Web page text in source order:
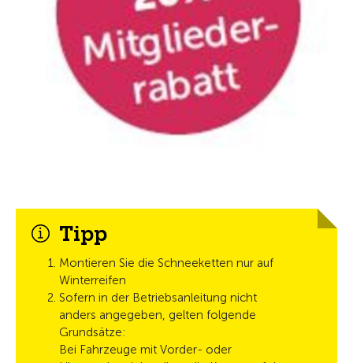
Tipp
Montieren Sie die Schneeketten nur auf
Winterreifen
Sofern in der Betriebsanleitung nicht
anders angegeben, gelten folgende
Grundsätze:
Bei Fahrzeuge mit Vorder- oder